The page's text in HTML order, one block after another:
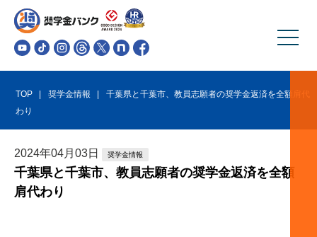
TOP 奨学金情報
千葉県と千葉市、教員志願者の奨学金返済を全額肩代
わり
2024年04月 03日 奨学金情報
千葉県と千葉市、教員志願者の奨学金返済を全額
肩代わり